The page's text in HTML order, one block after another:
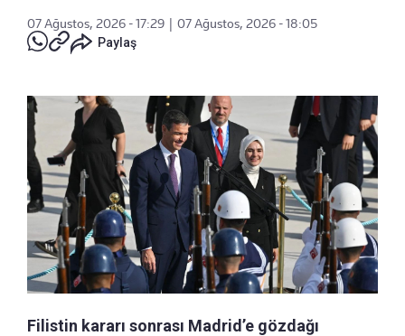
07 Ağustos, 2026 - 17:29
07 Ağustos, 2026 - 18:05
Paylaş
Filistin kararı sonrası Madrid’e gözdağı